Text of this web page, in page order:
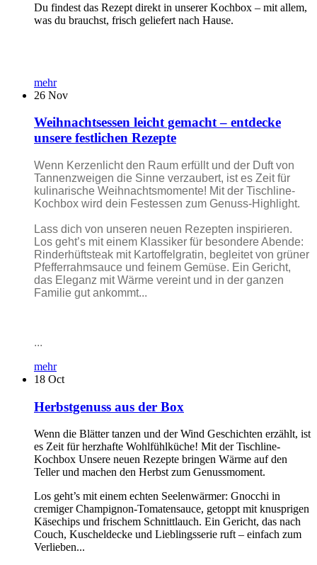
Du findest das Rezept direkt in unserer Kochbox – mit allem,
was du brauchst, frisch geliefert nach Hause.
mehr
26 Nov
Weihnachtsessen leicht gemacht – entdecke
unsere festlichen Rezepte
Wenn Kerzenlicht den Raum erfüllt und der Duft von
Tannenzweigen die Sinne verzaubert, ist es Zeit für
kulinarische Weihnachtsmomente! Mit der Tischline-
Kochbox wird dein Festessen zum Genuss-Highlight.
Lass dich von unseren neuen Rezepten inspirieren.
Los geht’s mit einem Klassiker für besondere Abende:
Rinderhüftsteak mit Kartoffelgratin, begleitet von grüner
Pfefferrahmsauce und feinem Gemüse. Ein Gericht,
das Eleganz mit Wärme vereint und in der ganzen
Familie gut ankommt...
...
mehr
18 Oct
Herbstgenuss aus der Box
Wenn die Blätter tanzen und der Wind Geschichten erzählt, ist
es Zeit für herzhafte Wohlfühlküche! Mit der Tischline-
Kochbox Unsere neuen Rezepte bringen Wärme auf den
Teller und machen den Herbst zum Genussmoment.
Los geht’s mit einem echten Seelenwärmer: Gnocchi in
cremiger Champignon-Tomatensauce, getoppt mit knusprigen
Käsechips und frischem Schnittlauch. Ein Gericht, das nach
Couch, Kuscheldecke und Lieblingsserie ruft – einfach zum
Verlieben...